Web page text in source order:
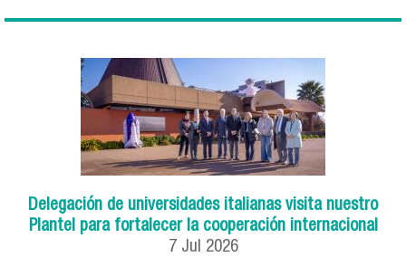
Delegación de universidades italianas visita nuestro
Plantel para fortalecer la cooperación internacional
7 Jul 2026